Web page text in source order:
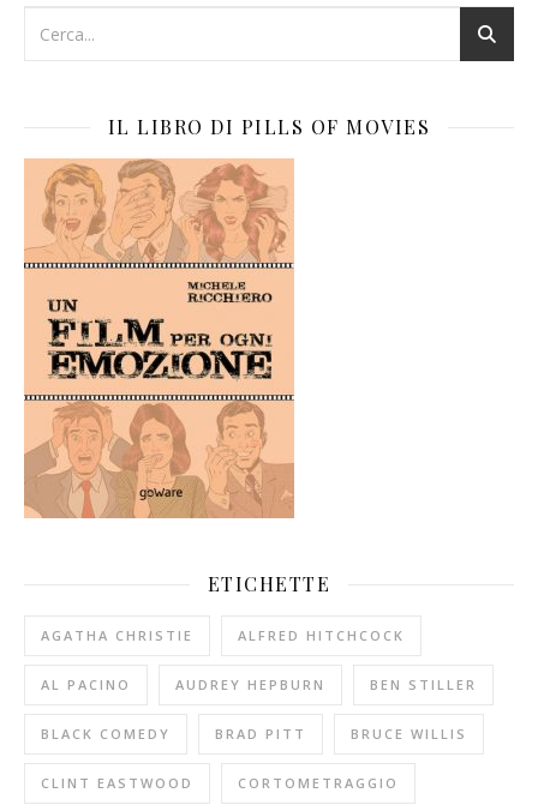
IL LIBRO DI PILLS OF MOVIES
ETICHETTE
AGATHA CHRISTIE ALFRED HITCHCOCK
AL PACINO AUDREY HEPBURN BEN STILLER
BLACK COMEDY BRAD PITT BRUCE WILLIS
CLINT EASTWOOD CORTOMETRAGGIO